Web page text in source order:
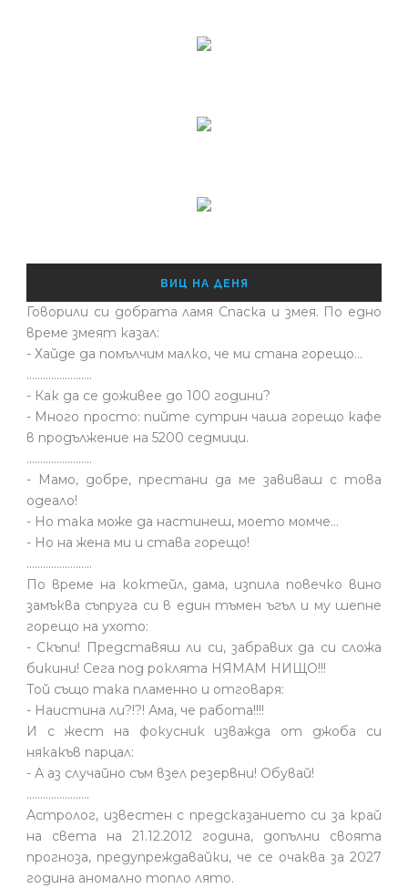
ВИЦ НА ДЕНЯ
Говорили си добрата ламя Спаска и змея. По едно
време змеят казал:
- Хайде да помълчим малко, че ми стана горещо...
........................
- Как да се доживее до 100 години?
- Много просто: пийте сутрин чаша горещо кафе
в продължение на 5200 седмици.
........................
- Мамо, добре, престани да ме завиваш с това
одеало!
- Но така може да настинеш, моето момче…
- Но на жена ми и става горещо!
........................
По време на коктейл, дама, изпила повечко вино
замъква съпруга си в един тъмен ъгъл и му шепне
горещо на ухото:
- Скъпи! Представяш ли си, забравих да си сложа
бикини! Сега под роклята НЯМАМ НИЩО!!!
Той също така пламенно и отговаря:
- Наистина ли?!?! Ама, че работа!!!!
И с жест на фокусник изважда от джоба си
някакъв парцал:
- А аз случайно съм взел резервни! Обувай!
.......................
Астролог, известен с предсказанието си за край
на света на 21.12.2012 година, допълни своята
прогноза, предупреждавайки, че се очаква за 2027
година аномално топло лято.